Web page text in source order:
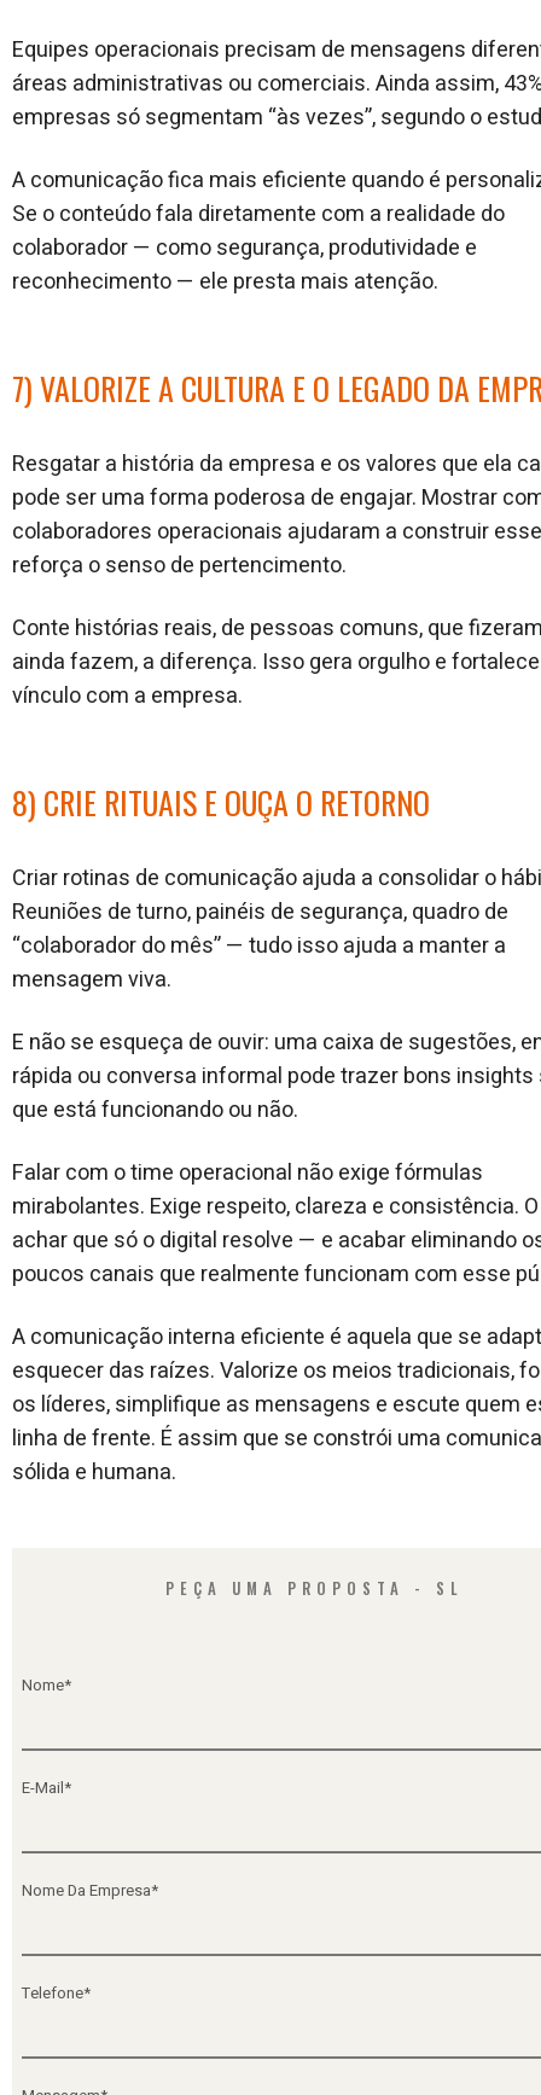
Equipes operacionais precisam de mensagens
áreas administrativas ou comerciais. Ainda assim,
empresas só segmentam “às vezes”, segundo o
A comunicação fica mais eficiente quando é
Se o conteúdo fala diretamente com a realidade do
colaborador — como segurança, produtividade e
reconhecimento — ele presta mais atenção.
7) VALORIZE A CULTURA E O LEGADO DA
Resgatar a história da empresa e os valores que ela
pode ser uma forma poderosa de engajar. Mostrar
colaboradores operacionais ajudaram a construir
reforça o senso de pertencimento.
Conte histórias reais, de pessoas comuns, que
ainda fazem, a diferença. Isso gera orgulho e
vínculo com a empresa.
8) CRIE RITUAIS E OUÇA O RETORNO
Criar rotinas de comunicação ajuda a consolidar o
Reuniões de turno, painéis de segurança, quadro de
“colaborador do mês” — tudo isso ajuda a manter a
mensagem viva.
E não se esqueça de ouvir: uma caixa de sugestões,
rápida ou conversa informal pode trazer bons insights
que está funcionando ou não.
Falar com o time operacional não exige fórmulas
mirabolantes. Exige respeito, clareza e consistência.
achar que só o digital resolve — e acabar eliminando
poucos canais que realmente funcionam com esse
A comunicação interna eficiente é aquela que se
esquecer das raízes. Valorize os meios tradicionais,
os líderes, simplifique as mensagens e escute quem
linha de frente. É assim que se constrói uma
sólida e humana.
PEÇA UMA PROPOSTA - SL
Nome*
E-Mail*
Nome Da Empresa*
Telefone*